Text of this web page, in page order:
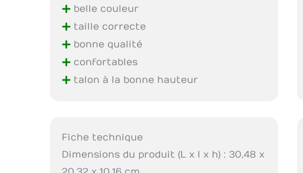
+ belle couleur
+ taille correcte
+ bonne qualité
+ confortables
+ talon à la bonne hauteur
Fiche technique
Dimensions du produit (L x l x h) : 30,48 x